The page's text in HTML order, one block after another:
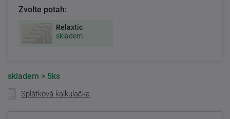
Zvolte potah:
Relaxtic
skladem
skladem > 5ks
Splátková kalkulačka